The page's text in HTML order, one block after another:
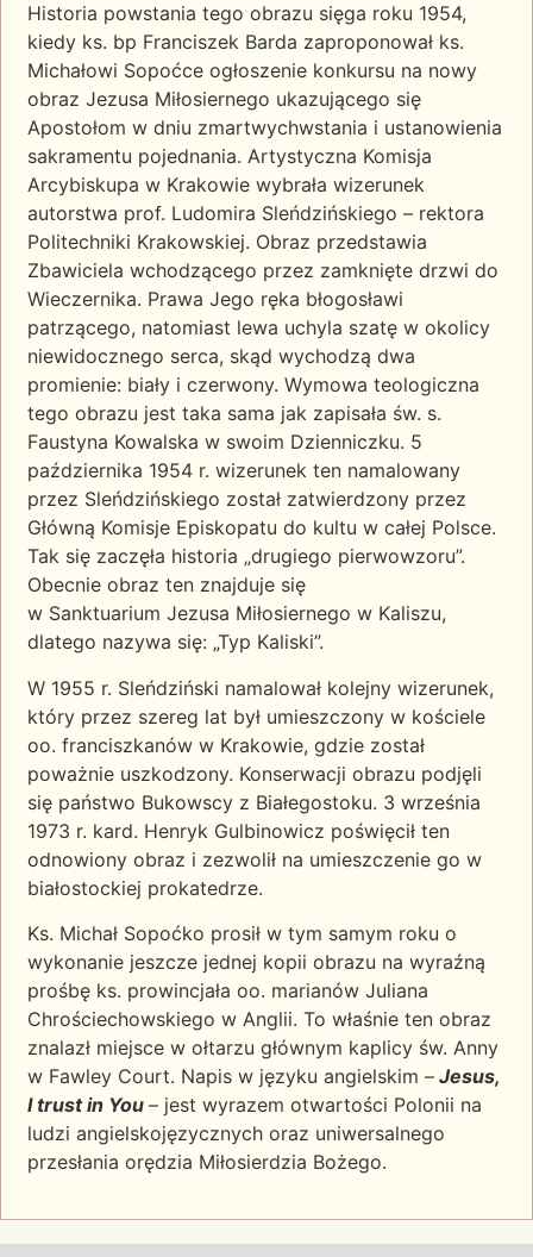
Historia powstania tego obrazu sięga roku 1954,
kiedy ks. bp Franciszek Barda zaproponował ks.
Michałowi Sopoćce ogłoszenie konkursu na nowy
obraz Jezusa Miłosiernego ukazującego się
Apostołom w dniu zmartwychwstania i ustanowienia
sakramentu pojednania. Artystyczna Komisja
Arcybiskupa w Krakowie wybrała wizerunek
autorstwa prof. Ludomira Sleńdzińskiego – rektora
Politechniki Krakowskiej. Obraz przedstawia
Zbawiciela wchodzącego przez zamknięte drzwi do
Wieczernika. Prawa Jego ręka błogosławi
patrzącego, natomiast lewa uchyla szatę w okolicy
niewidocznego serca, skąd wychodzą dwa
promienie: biały i czerwony. Wymowa teologiczna
tego obrazu jest taka sama jak zapisała św. s.
Faustyna Kowalska w swoim Dzienniczku. 5
października 1954 r. wizerunek ten namalowany
przez Sleńdzińskiego został zatwierdzony przez
Główną Komisje Episkopatu do kultu w całej Polsce.
Tak się zaczęła historia „drugiego pierwowzoru”.
Obecnie obraz ten znajduje się
w Sanktuarium Jezusa Miłosiernego w Kaliszu,
dlatego nazywa się: „Typ Kaliski”.
W 1955 r. Sleńdziński namalował kolejny wizerunek,
który przez szereg lat był umieszczony w kościele
oo. franciszkanów w Krakowie, gdzie został
poważnie uszkodzony. Konserwacji obrazu podjęli
się państwo Bukowscy z Białegostoku. 3 września
1973 r. kard. Henryk Gulbinowicz poświęcił ten
odnowiony obraz i zezwolił na umieszczenie go w
białostockiej prokatedrze.
Ks. Michał Sopoćko prosił w tym samym roku o
wykonanie jeszcze jednej kopii obrazu na wyraźną
prośbę ks. prowincjała oo. marianów Juliana
Chrościechowskiego w Anglii. To właśnie ten obraz
znalazł miejsce w ołtarzu głównym kaplicy św. Anny
w Fawley Court. Napis w języku angielskim – Jesus,
I trust in You – jest wyrazem otwartości Polonii na
ludzi angielskojęzycznych oraz uniwersalnego
przesłania orędzia Miłosierdzia Bożego.